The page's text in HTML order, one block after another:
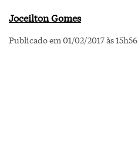
Joceilton Gomes
Publicado em 01/02/2017 às 15h56